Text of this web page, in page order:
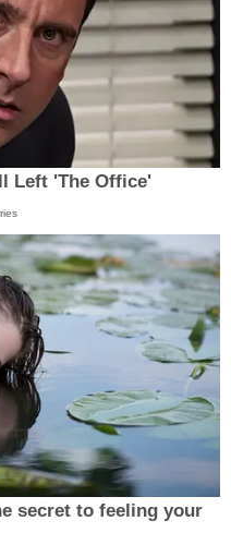
Left 'The Office'
secret to feeling your